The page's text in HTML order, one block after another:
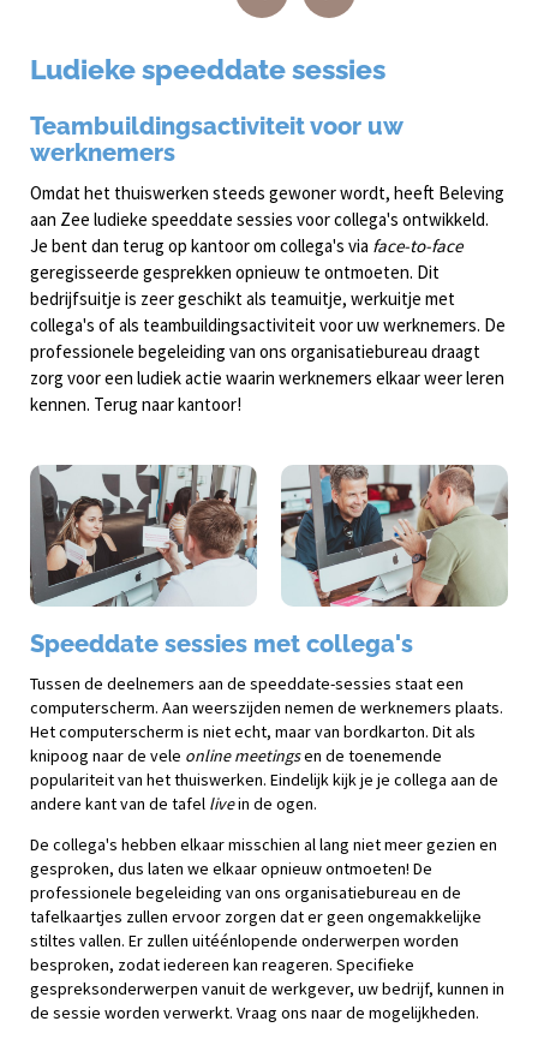
Ludieke speeddate sessies
Teambuildingsactiviteit voor uw
werknemers
Omdat het thuiswerken steeds gewoner wordt, heeft Beleving
aan Zee ludieke speeddate sessies voor collega's ontwikkeld.
Je bent dan terug op kantoor om collega's via face-to-face
geregisseerde gesprekken opnieuw te ontmoeten. Dit
bedrijfsuitje is zeer geschikt als teamuitje, werkuitje met
collega's of als teambuildingsactiviteit voor uw werknemers. De
professionele begeleiding van ons organisatiebureau draagt
zorg voor een ludiek actie waarin werknemers elkaar weer leren
kennen. Terug naar kantoor!
Speeddate sessies met collega's
Tussen de deelnemers aan de speeddate-sessies staat een
computerscherm. Aan weerszijden nemen de werknemers plaats.
Het computerscherm is niet echt, maar van bordkarton. Dit als
knipoog naar de vele online meetingsen de toenemende
populariteit van het thuiswerken. Eindelijk kijk je je collega aan de
andere kant van de tafel livein de ogen.
De collega's hebben elkaar misschien al lang niet meer gezien en
gesproken, dus laten we elkaar opnieuw ontmoeten! De
professionele begeleiding van ons organisatiebureau en de
tafelkaartjes zullen ervoor zorgen dat er geen ongemakkelijke
stiltes vallen. Er zullen uitéénlopende onderwerpen worden
besproken, zodat iedereen kan reageren. Specifieke
gespreksonderwerpen vanuit de werkgever, uw bedrijf, kunnen in
de sessie worden verwerkt. Vraag ons naar de mogelijkheden.